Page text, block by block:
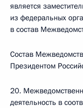
является
из федеральных
в состав
Состав
Президентом
20.
деятельность в